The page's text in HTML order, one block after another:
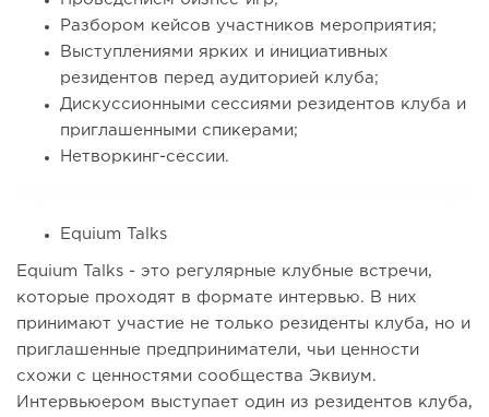
Разбором кейсов участников мероприятия;
Выступлениями ярких и инициативных
резидентов перед аудиторией клуба;
Дискуссионными сессиями резидентов клуба и
приглашенными спикерами;
Нетворкинг-сессии.
Equium Talks
Equium Talks - это регулярные клубные встречи,
которые проходят в формате интервью. В них
принимают участие не только резиденты клуба, но и
приглашенные предприниматели, чьи ценности
схожи с ценностями сообщества Эквиум.
Интервьюером выступает один из резидентов клуба,